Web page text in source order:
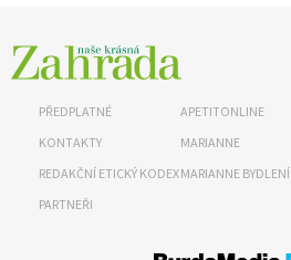
PŘEDPLATNÉ
KONTAKTY
REDAKČNÍ ETICKÝ KODEX
PARTNEŘI
APETITONLINE
MARIANNE
MARIANNE BYDLENÍ